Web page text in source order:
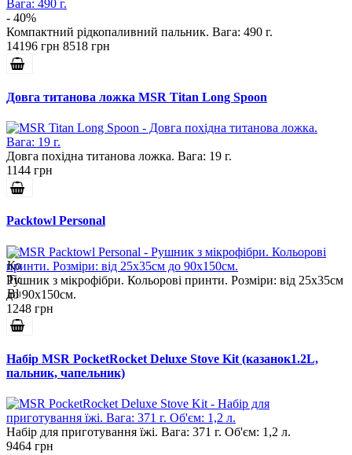
- 40%
Компактний рідкопаливний пальник. Вага: 490 г.
14196 грн 8518 грн
Довга титанова ложка MSR Titan Long Spoon
Довга похідна титанова ложка. Вага: 19 г.
1144 грн
Packtowl Personal
Рушник з мікрофібри. Кольорові принти. Розміри: від 25х35см
до 90х150см.
1248 грн
Набір MSR PocketRocket Deluxe Stove Kit (казанок1.2L,
пальник, чапельник)
Набір для приготування їжі. Вага: 371 г. Об'єм: 1,2 л.
9464 грн